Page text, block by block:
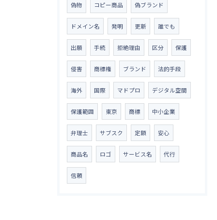
偽物 コピー商品 偽ブランド
ドメイン名 発明 更新 誰でも
出願 手続 拒絶理由 区分 保護
侵害 商標権 ブランド 法的手段
海外 国際 マドプロ デジタル空間
保護範囲 東京 商標 中小企業
弁理士 サブスク 定額 安心
商品名 ロゴ サービス名 代行
信頼